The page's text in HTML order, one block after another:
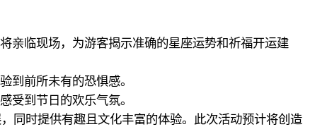
亲临现场，为游客揭示准确的星座运势和祈福开运建
到前所未有的恐惧感。
受到节日的欢乐气氛。
同时提供有趣且文化丰富的体验。此次活动预计将创造